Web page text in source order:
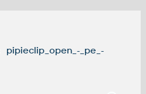
pipieclip_open_-_pe_-